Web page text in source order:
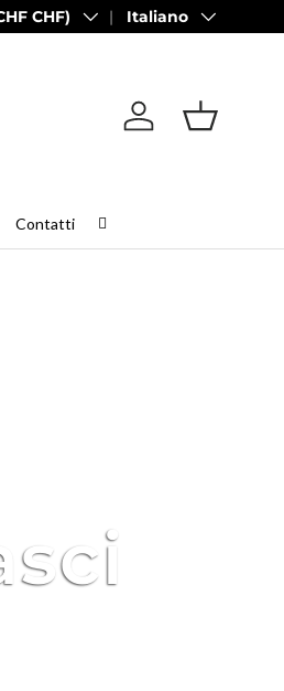
CHF) LinguaItaliano
Accedi Cestino
Contatti